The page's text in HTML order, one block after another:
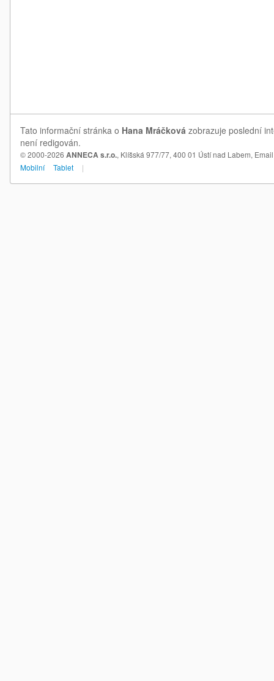
Tato informační stránka o Hana Mráčková zobrazuje poslední
není redigován.
© 2000-2026 ANNECA s.r.o., Klíšská 977/77, 400 01 Ústí nad Labem,
Mobilní
Tablet |